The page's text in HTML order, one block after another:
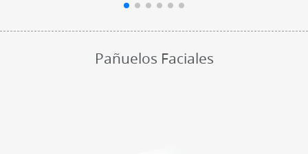
Pañuelos Faciales